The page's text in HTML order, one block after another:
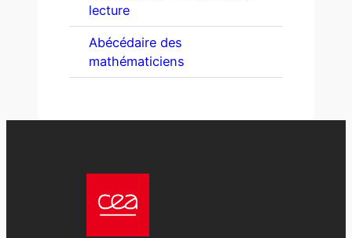
lecture
Abécédaire des
mathématiciens